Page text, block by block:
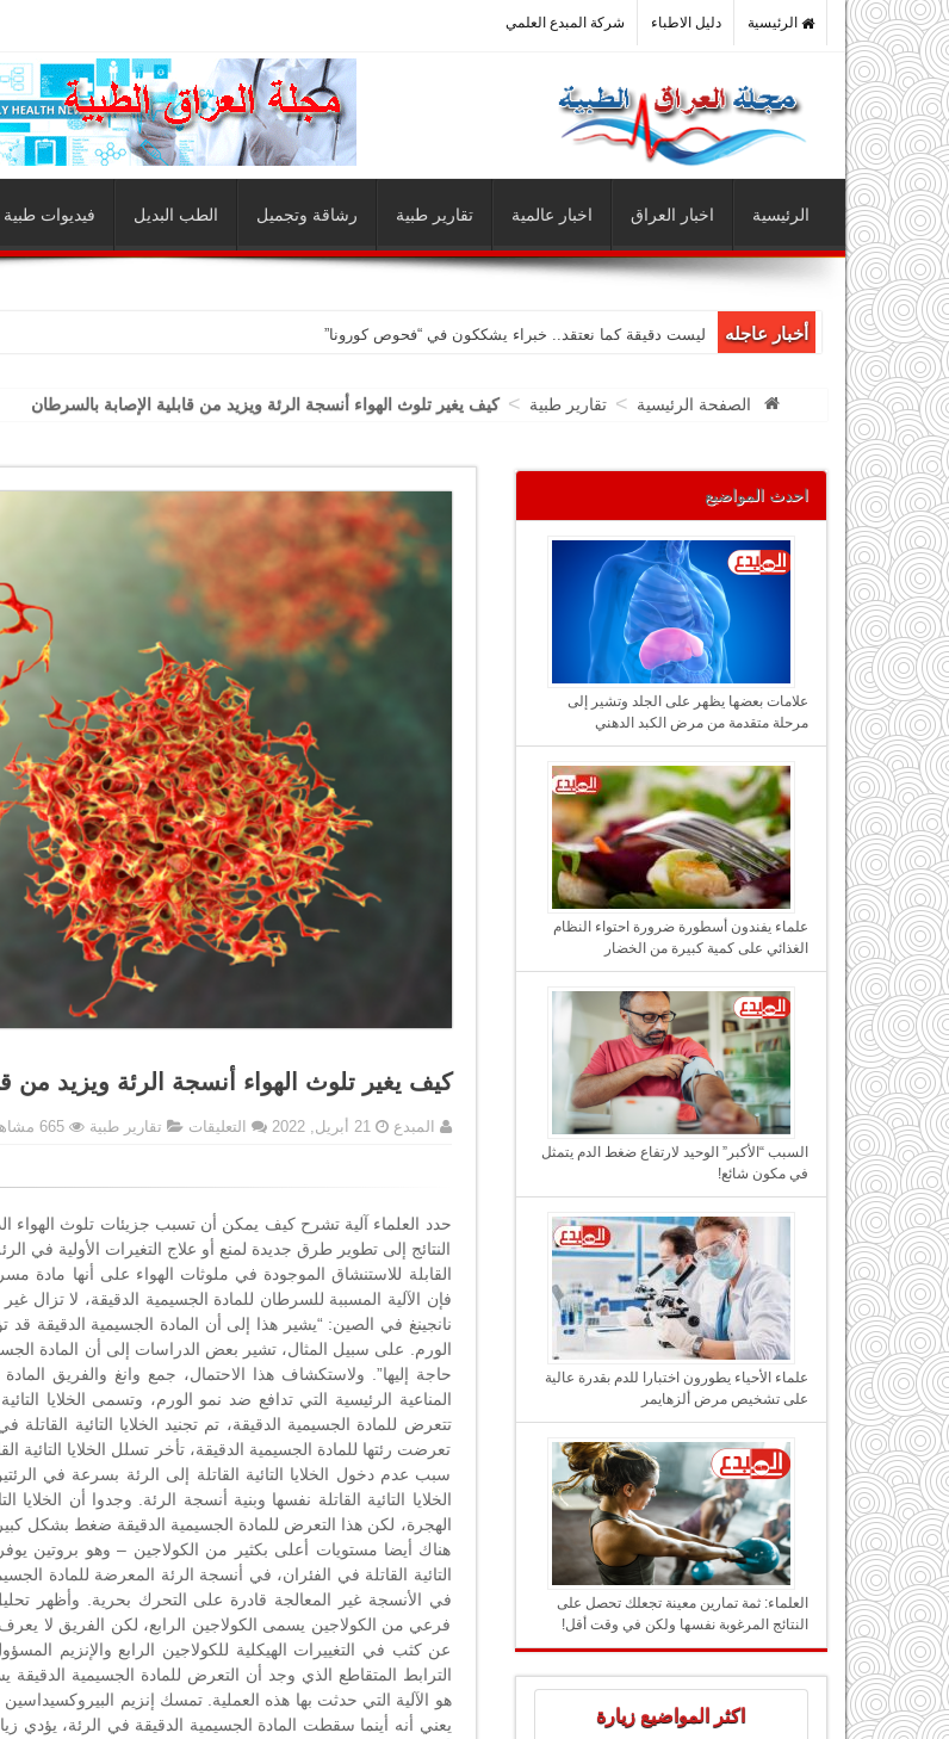
الرئيسية دليل الاطباء شركة المبدع العلمي
الرئيسية اخبار العراق اخبار عالمية تقارير طبية رشاقة وتجميل الطب البديل فيديوات طبية
أخبار عاجله ليست دقيقة كما نعتقد.. خبراء يشككون في “فحوص كورونا”
الصفحة الرئيسية > تقارير طبية > كيف يغير تلوث الهواء أنسجة الرئة ويزيد من قابلية الإصابة بالسرطان
كيف يغير تلوث الهواء أنسجة الرئة ويزيد من
المبدع 21 أبريل, 2022 التعليقاتعلى
تلوث
أنسجة
الرئة
ويزيد
من
قابلية
الإصابة
بالسرطان
مغلقة
تقارير طبية 665 مشاهدات
القابلة للاستنشاق الموجودة في ملوثات الهواء على أنها مادة
فإن الآلية المسببة للسرطان للمادة الجسيمية الدقيقة، لا
نانجينغ في الصين: “يشير هذا إلى أن المادة الجسيمية الدقيقة
الورم. على سبيل المثال، تشير بعض الدراسات إلى أن المادة
حاجة إليها”. ولاستكشاف هذا الاحتمال، جمع وانغ والفريق
تتعرض للمادة الجسيمية الدقيقة، تم تجنيد الخلايا التائية
تعرضت رئتها للمادة الجسيمية الدقيقة، تأخر تسلل الخلايا
سبب عدم دخول الخلايا التائية القاتلة إلى الرئة بسرعة في
الخلايا التائية القاتلة نفسها وبنية أنسجة الرئة. وجدوا أن
الهجرة، لكن هذا التعرض للمادة الجسيمية الدقيقة ضغط بشكل كبير
هناك أيضا مستويات أعلى بكثير من الكولاجين – وهو بروتين يوفر
التائية القاتلة في الفئران، في أنسجة الرئة المعرضة للمادة
في الأنسجة غير المعالجة قادرة على التحرك بحرية. وأظهر
فرعي من الكولاجين يسمى الكولاجين الرابع، لكن الفريق لا
عن كثب في التغييرات الهيكلية للكولاجين الرابع والإنزيم
الترابط المتقاطع الذي وجد أن التعرض للمادة الجسيمية
هو الآلية التي حدثت بها هذه العملية. تمسك إنزيم
يعني أنه أينما سقطت المادة الجسيمية الدقيقة في الرئة، يؤدي
احدث المواضيع
علامات بعضها يظهر على الجلد وتشير إلى
مرحلة متقدمة من مرض الكبد الدهني
علماء يفندون أسطورة ضرورة احتواء النظام
الغذائي على كمية كبيرة من الخضار
السبب “الأكبر” الوحيد لارتفاع ضغط الدم يتمثل
في مكون شائع!
علماء الأحياء يطورون اختبارا للدم بقدرة عالية
على تشخيص مرض ألزهايمر
العلماء: ثمة تمارين معينة تجعلك تحصل على
النتائج المرغوبة نفسها ولكن في وقت أقل!
اكثر المواضيع زيارة